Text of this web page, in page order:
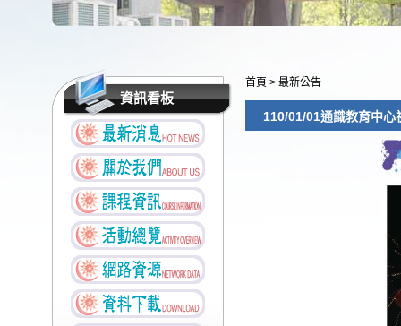
資訊看板
首頁 > 最新公告
110/01/01通識教育中心